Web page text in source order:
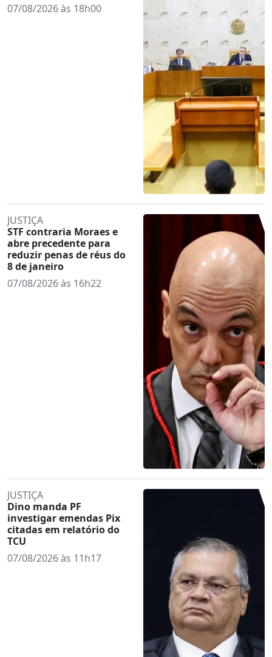
07/08/2026 às 18h00
JUSTIÇA
STF contraria Moraes e
abre precedente para
reduzir penas de réus do
8 de janeiro
07/08/2026 às 16h22
JUSTIÇA
Dino manda PF
investigar emendas Pix
citadas em relatório do
TCU
07/08/2026 às 11h17